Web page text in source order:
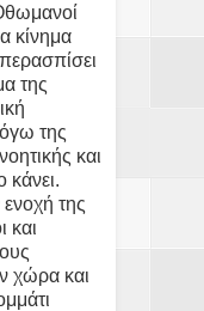
κίνημα
της
της
και
κάνει.
ενοχή της
και
χώρα και